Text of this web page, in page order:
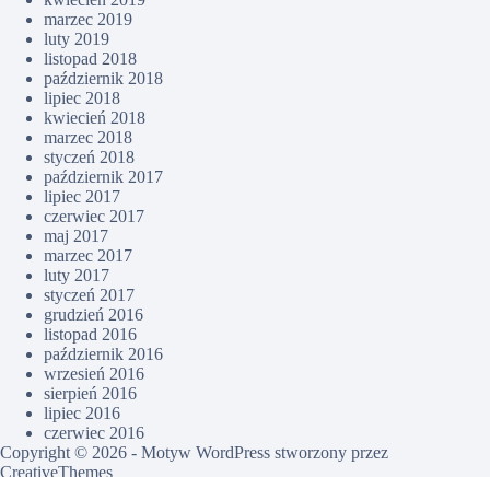
marzec 2019
luty 2019
listopad 2018
październik 2018
lipiec 2018
kwiecień 2018
marzec 2018
styczeń 2018
październik 2017
lipiec 2017
czerwiec 2017
maj 2017
marzec 2017
luty 2017
styczeń 2017
grudzień 2016
listopad 2016
październik 2016
wrzesień 2016
sierpień 2016
lipiec 2016
czerwiec 2016
Copyright © 2026 - Motyw WordPress stworzony przez
CreativeThemes